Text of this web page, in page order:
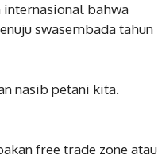
bahwa
swasembada tahun
nasib petani kita.
free trade zone atau